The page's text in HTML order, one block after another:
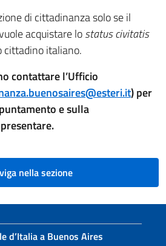
di cittadinanza solo se il
acquistare lostatus civitatis
cittadino italiano.
contattare l’Ufficio
) per
e sulla
nella sezione
d’Italia a Buenos Aires